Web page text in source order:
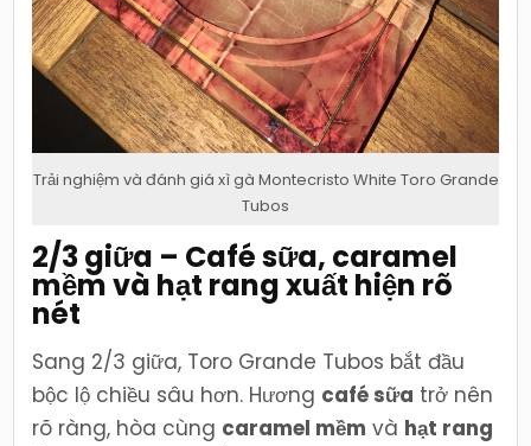
Trải nghiệm và đánh giá xì gà Montecristo White Toro Grande
Tubos
2/3 giữa – Café sữa, caramel
mềm và hạt rang xuất hiện rõ
nét
Sang 2/3 giữa, Toro Grande Tubos bắt đầu
bộc lộ chiều sâu hơn. Hương café sữa trở nên
rõ ràng, hòa cùng caramel mềm và hạt rang